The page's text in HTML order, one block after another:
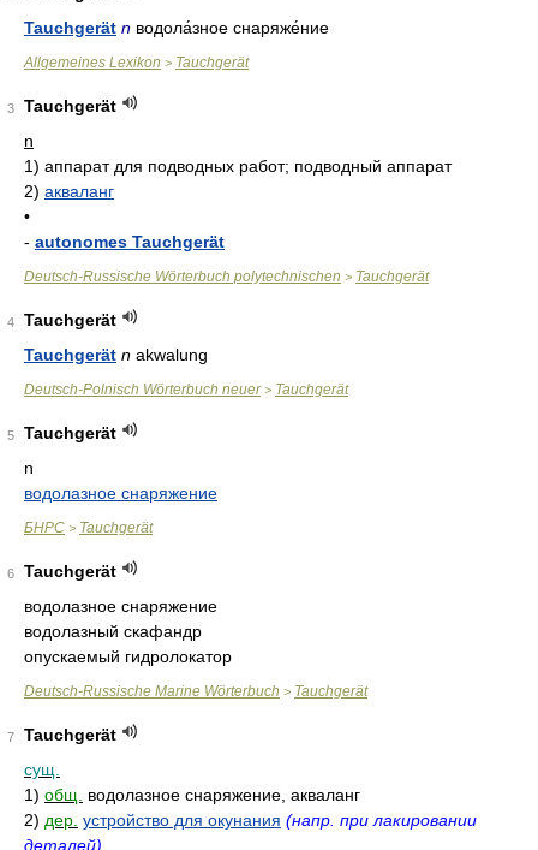
Tauchgerät n водола́зное снаряже́ние
Allgemeines Lexikon > Tauchgerät
3
Tauchgerät
n
1) аппарат для подводных работ; подводный аппарат
2) акваланг
•
- autonomes Tauchgerät
Deutsch-Russische Wörterbuch polytechnischen > Tauchgerät
4
Tauchgerät
Tauchgerät n akwalung
Deutsch-Polnisch Wörterbuch neuer> Tauchgerät
5
Tauchgerät
n
водолазное снаряжение
БНРС > Tauchgerät
6
Tauchgerät
водолазное снаряжение
водолазный скафандр
опускаемый гидролокатор
Deutsch-Russische Marine Wörterbuch > Tauchgerät
7
Tauchgerät
сущ.
1) общ.
водолазное снаряжение, акваланг
2) дер. устройство для окунания (напр. при лакировании
деталей)